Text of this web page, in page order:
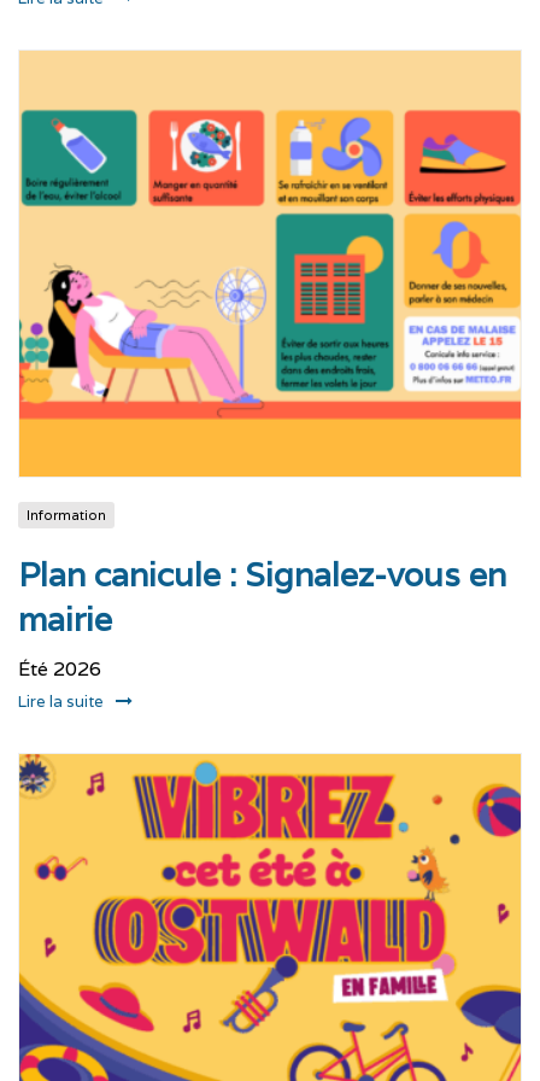
Information
Plan canicule : Signalez-vous en
mairie
Été 2026
Lire la suite